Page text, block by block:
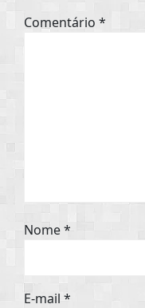
Comentário *
Nome*
E-mail *